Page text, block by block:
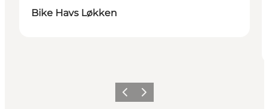
Bike Havs Løkken
ZurückWeiter